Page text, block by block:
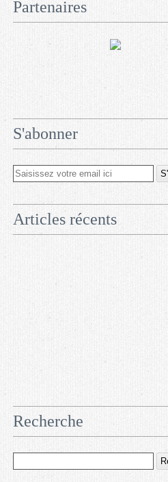
Partenaires
S'abonner
Articles récents
Recherche